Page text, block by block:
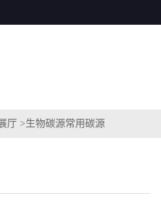
厅 >生物碳源常用碳源